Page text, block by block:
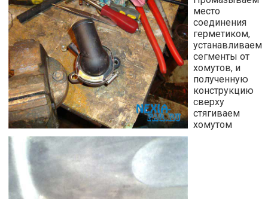
место
соединения
герметиком,
устанавливаем
сегменты от
хомутов, и
полученную
конструкцию
сверху
стягиваем
хомутом